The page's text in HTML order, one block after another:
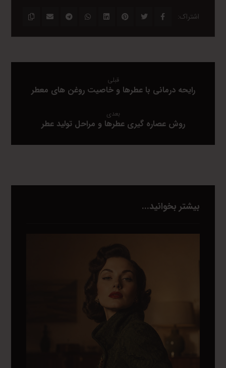
قبلی
رایحه درمانی با عطرها و خاصیت روغن های معطر
بعدی
روش عصاره گیری عطرها و مراحل تولید عطر
بیشتر بخوانید...